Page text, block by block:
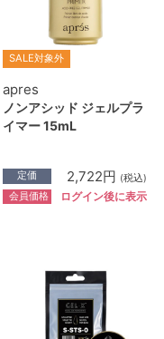
SALE対象外
apres
ノンアシッド ジェルプラ
イマー 15mL
定価 2,722円 (税込)
会員価格 ログイン後に表示